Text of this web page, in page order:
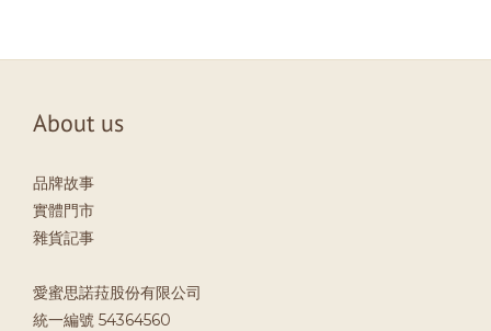
About us
品牌故事
實體門市
雜貨記事
愛蜜思諾菈股份有限公司
統一編號 54364560